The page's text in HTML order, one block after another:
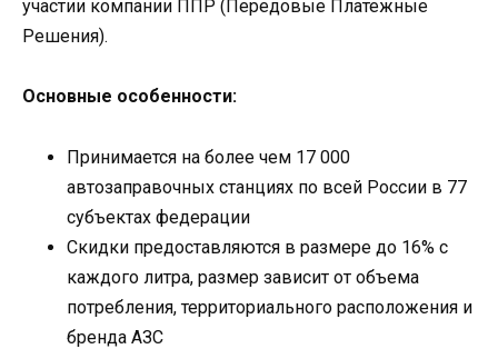
участии компании ППР (Передовые Платежные
Решения).
Основные особенности:
Принимается на более чем 17 000
автозаправочных станциях по всей России в 77
субъектах федерации
Скидки предоставляются в размере до 16% с
каждого литра, размер зависит от объема
потребления, территориального расположения и
бренда АЗС